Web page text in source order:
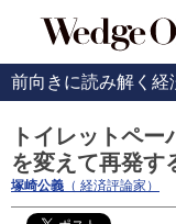
前向きに読み解く経
トイレットペ
を変えて再発す
塚崎公義 （ 経済評論家）